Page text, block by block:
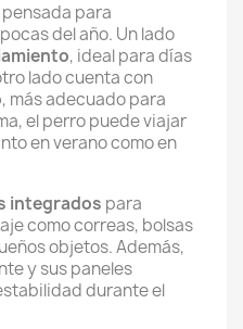
para
del año. Un lado
, ideal para días
lado cuenta con
, más adecuado para
el perro puede viajar
en verano como en
integrados para
como correas, bolsas
objetos. Además,
y sus paneles
durante el